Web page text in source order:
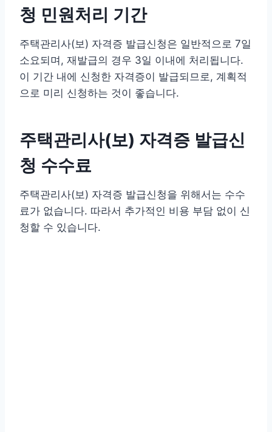
청 민원처리 기간
주택관리사(보) 자격증 발급신청은 일반적으로 7일
소요되며, 재발급의 경우 3일 이내에 처리됩니다.
이 기간 내에 신청한 자격증이 발급되므로, 계획적
으로 미리 신청하는 것이 좋습니다.
주택관리사(보) 자격증 발급신
청 수수료
주택관리사(보) 자격증 발급신청을 위해서는 수수
료가 없습니다. 따라서 추가적인 비용 부담 없이 신
청할 수 있습니다.